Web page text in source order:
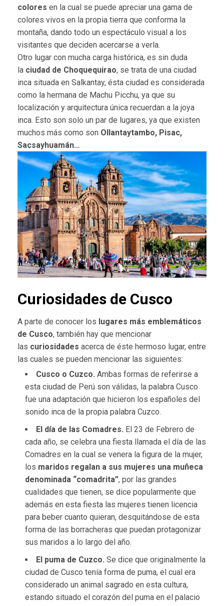
colores en la cual se puede apreciar una gama de
colores vivos en la propia tierra que conforma la
montaña, dando todo un espectáculo visual a los
visitantes que deciden acercarse a verla.
Otro lugar con mucha carga histórica, es sin duda
la ciudad de Choquequirao, se trata de una ciudad
inca situada en Salkantay, ésta ciudad es considerada
como la hermana de Machu Picchu, ya que su
localización y arquitectura única recuerdan a la joya
inca. Esto son solo un par de lugares, ya que existen
muchos más como son Ollantaytambo, Pisac,
Sacsayhuamán…
Curiosidades de Cusco
A parte de conocer los lugares más emblemáticos
de Cusco, también hay que mencionar
las curiosidades acerca de éste hermoso lugar, entre
las cuales se pueden mencionar las siguientes:
Cusco o Cuzco. Ambas formas de referirse a
esta ciudad de Perú son válidas, la palabra Cusco
fue una adaptación que hicieron los españoles del
sonido inca de la propia palabra Cuzco.
El día de las Comadres. El 23 de Febrero de
cada año, se celebra una fiesta llamada el día de las
Comadres en la cual se venera la figura de la mujer,
los maridos regalan a sus mujeres una muñeca
denominada “comadrita”, por las grandes
cualidades que tienen, se dice popularmente que
además en esta fiesta las mujeres tienen licencia
para beber cuanto quieran, desquitándose de esta
forma de las borracheras que puedan protagonizar
sus maridos a lo largo del año.
El puma de Cuzco. Se dice que originalmente la
ciudad de Cusco tenía forma de puma, el cual era
considerado un animal sagrado en esta cultura,
estando situado el corazón del puma en el palacio